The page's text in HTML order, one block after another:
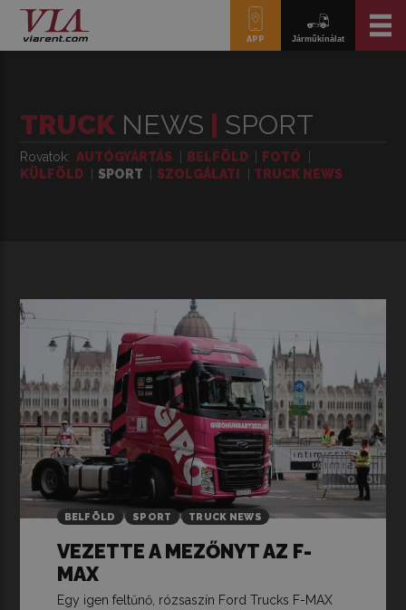
APP Járműkínálat
TRUCK NEWS SPORT
Rovatok AUTÓGYÁRTÁS BELFÖLD
FOTÓ
KÜLFÖLD
SPORT SZOLGÁLATI TRUCK NEWS
BELFÖLD SPORT TRUCK NEWS
VEZETTE A MEZŐNYT AZ F-
MAX
Egy igen feltűnő, rózsaszín Ford Trucks F-MAX